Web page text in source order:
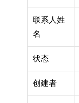
联系人姓
名
状态
创建者